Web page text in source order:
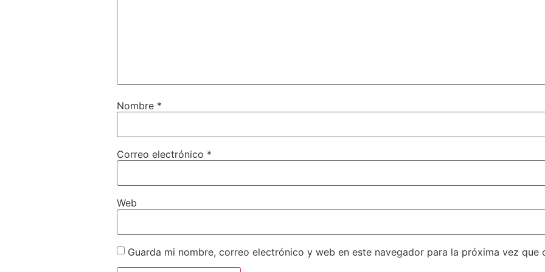
Nombre *
Correo electrónico *
Web
Guarda mi nombre, correo electrónico y web en este navegador para la próxima vez que